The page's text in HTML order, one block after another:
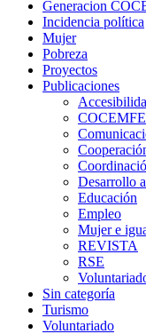
Generacion
Incidencia política
Mujer
Pobreza
Proyectos
Publicaciones
COCEMFE
Desarrollo
Educación
Empleo
Mujer e
REVISTA
RSE
Sin categoría
Turismo
Voluntariado